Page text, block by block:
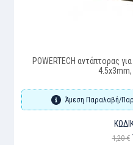
POWERTECH αντάπτορας
Άμεση Παραλαβή/
1,20 €